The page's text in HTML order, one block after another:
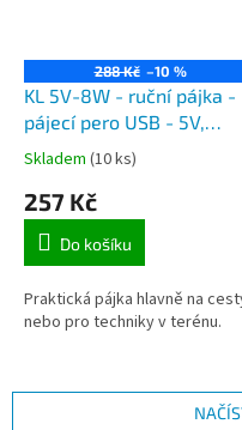
288 Kč –10 %
KL 5V-8W - ruční pájka -
pájecí pero USB - 5V,
výkon 8W
Skladem (10 ks)
257 Kč
Do košíku
Praktická pájka hlavně na
nebo pro techniky v terénu.